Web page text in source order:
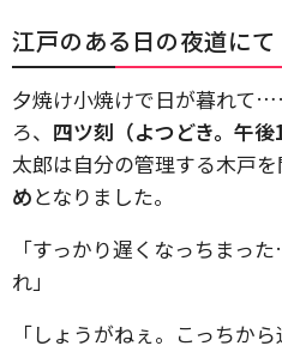
江戸のある日の夜道にて
夕焼け小焼けで日が暮れて
ろ、 四ツ刻（よつどき。午後
太郎は自分の管理する木戸を
めとなりました。
「すっかり遅くなっちまっ
れ」
「しょうがねぇ。こっちから